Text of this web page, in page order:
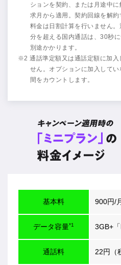
ションを契約、または月途中
求月から適用。契約回線を解
料金は日割計算を行いません
分を超える国内通話は、30秒
別途かかります。
※2 通話準定額又は通話定額に加入
せん。オプションに加入して
間をカウントします。
基本料 900円/
データ容量*1 3GB+
通話料 22円（